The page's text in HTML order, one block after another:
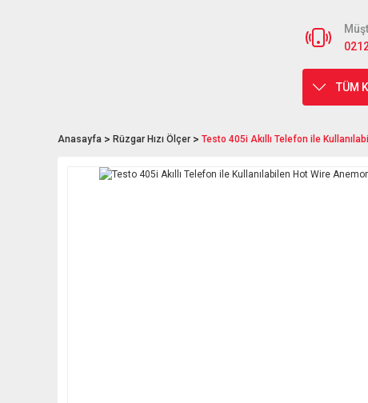
TÜM
Anasayfa Rüzgar Hızı Ölçer Testo 405i Akıllı Telefon ile